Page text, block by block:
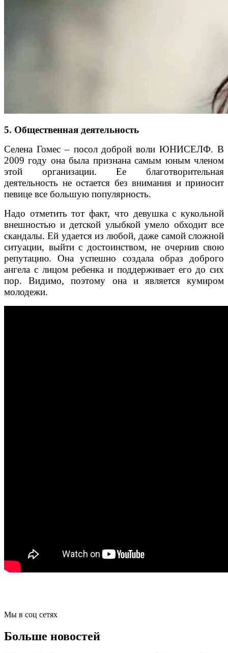
5. Общественная деятельность
Селена Гомес – посол доброй воли ЮНИСЕЛФ. В
2009 году она была признана самым юным членом
этой организации. Ее благотворительная
деятельность не остается без внимания и приносит
певице все большую популярность.
Надо отметить тот факт, что девушка с кукольной
внешностью и детской улыбкой умело обходит все
скандалы. Ей удается из любой, даже самой сложной
ситуации, выйти с достоинством, не очернив свою
репутацию. Она успешно создала образ доброго
ангела с лицом ребенка и поддерживает его до сих
пор. Видимо, поэтому она и является кумиром
молодежи.
Мы в соц сетях
Больше новостей